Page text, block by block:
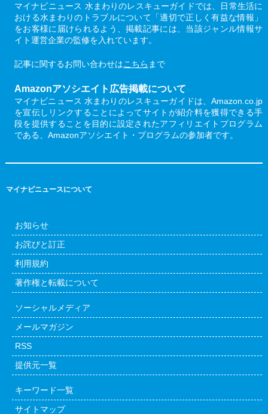
マイナビニュース 水まわりのレスキューガイドでは、日常生活に
おける水まわりのトラブルについて「適切で正しく有益な情報」
をお客様に届けられるよう、掲載記事には、当該ジャンル情報サ
イト運営企業の監修を入れています。
記事に関するお問い合わせはこちら まで
Amazonアソシエイト広告掲載について
マイナビニュース 水まわりのレスキューガイドは、Amazon.co.jp
を宣伝しリンクすることによってサイトが紹介料を獲得できる手
段を提供することを目的に設定されたアフィリエイトプログラム
である、Amazonアソシエイト・プログラムの参加者です。
マイナビニュースについて
お知らせ
お詫びと訂正
利用規約
著作権と転載について
ソーシャルメディア
メールマガジン
RSS
提供元一覧
キーワード一覧
サイトマップ